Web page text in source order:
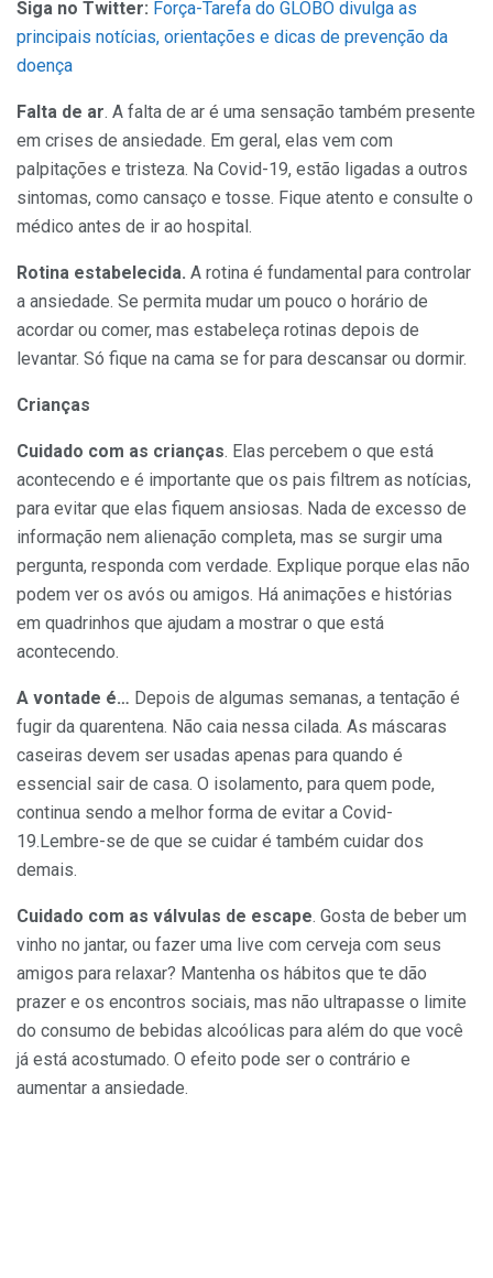
Siga no Twitter: Força-Tarefa do GLOBO divulga as
principais notícias, orientações e dicas de prevenção da
doença
Falta de ar. A falta de ar é uma sensação também presente
em crises de ansiedade. Em geral, elas vem com
palpitações e tristeza. Na Covid-19, estão ligadas a outros
sintomas, como cansaço e tosse. Fique atento e consulte o
médico antes de ir ao hospital.
Rotina estabelecida. A rotina é fundamental para controlar
a ansiedade. Se permita mudar um pouco o horário de
acordar ou comer, mas estabeleça rotinas depois de
levantar. Só fique na cama se for para descansar ou dormir.
Crianças
Cuidado com as crianças. Elas percebem o que está
acontecendo e é importante que os pais filtrem as notícias,
para evitar que elas fiquem ansiosas. Nada de excesso de
informação nem alienação completa, mas se surgir uma
pergunta, responda com verdade. Explique porque elas não
podem ver os avós ou amigos. Há animações e histórias
em quadrinhos que ajudam a mostrar o que está
acontecendo.
A vontade é… Depois de algumas semanas, a tentação é
fugir da quarentena. Não caia nessa cilada. As máscaras
caseiras devem ser usadas apenas para quando é
essencial sair de casa. O isolamento, para quem pode,
continua sendo a melhor forma de evitar a Covid-
19.Lembre-se de que se cuidar é também cuidar dos
demais.
Cuidado com as válvulas de escape. Gosta de beber um
vinho no jantar, ou fazer uma live com cerveja com seus
amigos para relaxar? Mantenha os hábitos que te dão
prazer e os encontros sociais, mas não ultrapasse o limite
do consumo de bebidas alcoólicas para além do que você
já está acostumado. O efeito pode ser o contrário e
aumentar a ansiedade.